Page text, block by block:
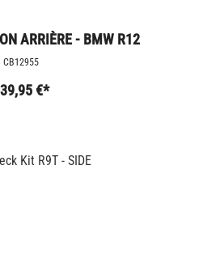
ARRIÈRE - BMW R12
CB12955
€*